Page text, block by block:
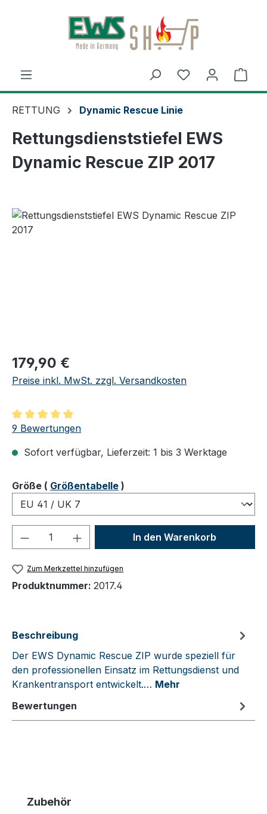
Zum Hauptinhalt springen
RETTUNG Dynamic Rescue Linie
Rettungsdienststiefel EWS
Dynamic Rescue ZIP 2017
Regulärer Preis:
179,90 €
Preise inkl. MwSt. zzgl. Versandkosten
Durchschnittliche Bewertung von 4.89 von 5 Sternen
9 Bewertungen
Sofort verfügbar, Lieferzeit: 1 bis 3 Werktage
Größeauswählen
( Größentabelle )
Produkt Anzahl: Gib denIn den Warenkorb
Zum Merkzettel hinzufügen
Produktnummer: 2017.4
Beschreibung
Der EWS Dynamic Rescue ZIP wurde speziell für
den professionellen Einsatz im Rettungsdienst und
Krankentransport entwickelt.… Mehr
Bewertungen
Produktgalerie überspringen
Zubehör